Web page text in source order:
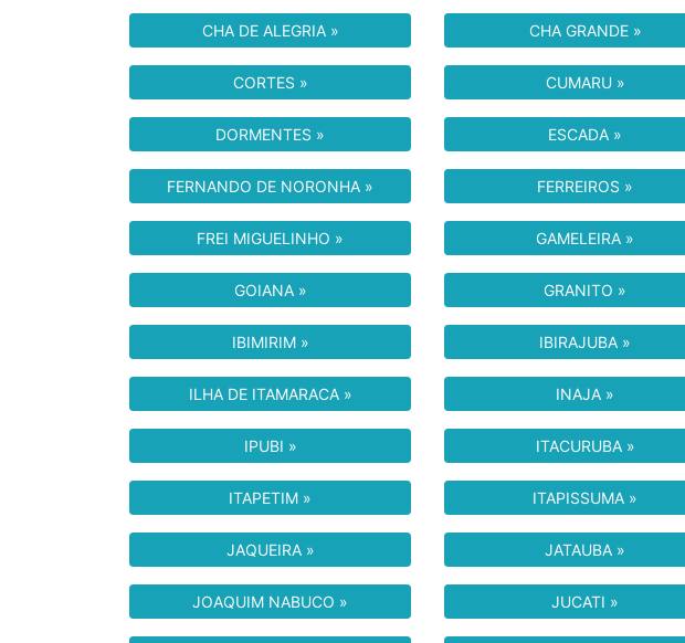
CHA DE ALEGRIA » CHA GRANDE »
CORTES » CUMARU »
DORMENTES » ESCADA »
FERNANDO DE NORONHA » FERREIROS »
FREI MIGUELINHO » GAMELEIRA »
GOIANA » GRANITO »
IBIMIRIM » IBIRAJUBA »
ILHA DE ITAMARACA » INAJA »
IPUBI » ITACURUBA »
ITAPETIM » ITAPISSUMA »
JAQUEIRA » JATAUBA »
JOAQUIM NABUCO » JUCATI »